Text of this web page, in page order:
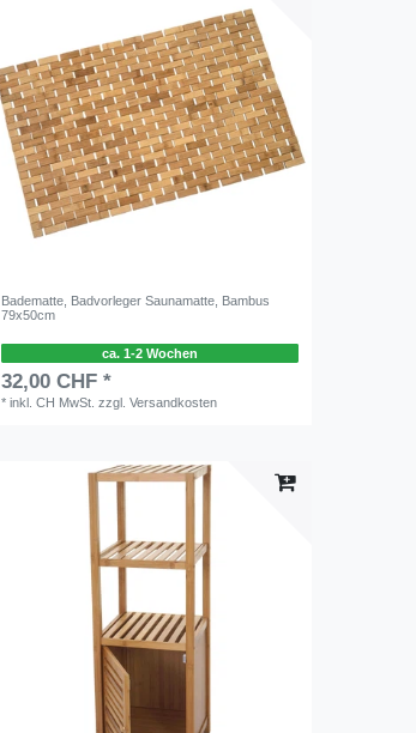
Badematte, Badvorleger Saunamatte, Bambus
79x50cm
ca. 1-2 Wochen
32,00 CHF *
*inkl. CH MwSt. zzgl.Versandkosten